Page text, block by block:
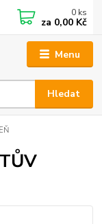
Menu
Hledat
0 ks
za 0,00 Kč